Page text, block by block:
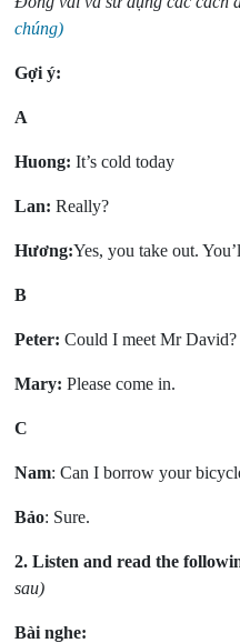
chúng)
Gợi ý:
A
Huong:It’s cold today
Lan: Really?
Hương:Yes, you take out.
B
Peter:Could I meet Mr David?
Mary:Please come in.
C
Nam: Can I borrow your
Bảo: Sure.
2. Listen and read the
sau)
Bài nghe: